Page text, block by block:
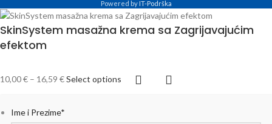
Powered byIT-Podrška
SkinSystem masažna krema sa Zagrijavajućim
efektom
10,00€ – 16,59 €Select options
Ime i Prezime*